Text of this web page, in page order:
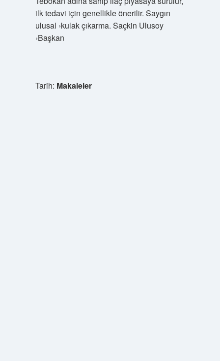
ilk tedavi için genellikle önerilir. Saygın
ulusal ›kulak çıkarma. Saçkin Ulusoy
›Başkan
Tarih: Makaleler